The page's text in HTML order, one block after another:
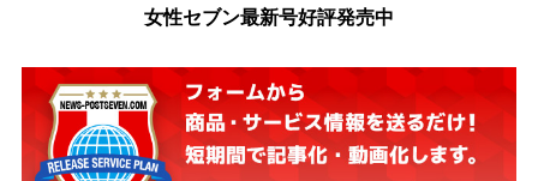
女性セブン最新号好評発売中